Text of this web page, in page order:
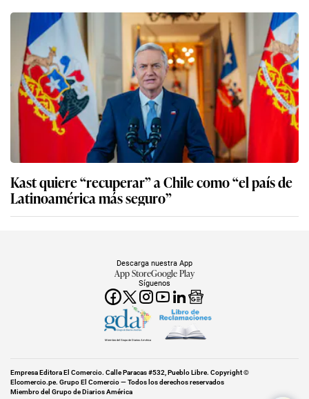
Kast quiere “recuperar” a Chile como “el país de
Latinoamérica más seguro”
Síguenos
Descarga nuestra App
App StoreGoogle Play
Miembro del Grupo de Diarios América
Empresa Editora El Comercio. Calle Paracas #532, Pueblo Libre. Copyright ©
Elcomercio.pe. Grupo El Comercio — Todos los derechos reservados
Miembro del Grupo de Diarios América